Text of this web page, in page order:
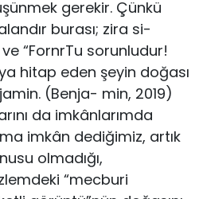
gerekir. Çünkü
burası; zira si­
“FornrTu sorunludur!
hitap eden şeyin doğası
(Benja- min, 2019)
da imkânlarımda
imkân dediğimiz, artık
olmadığı,
“mecburi